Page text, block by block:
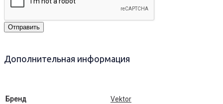
Отправить
Дополнительная информация
Бренд Vektor